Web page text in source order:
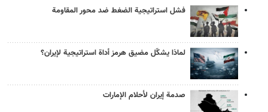
فشل استراتيجية الضغط ضد محور المقاومة
لماذا يشكّل مضيق هرمز أداة استراتيجية لإيران؟
صدمة إيران لأحلام الإمارات